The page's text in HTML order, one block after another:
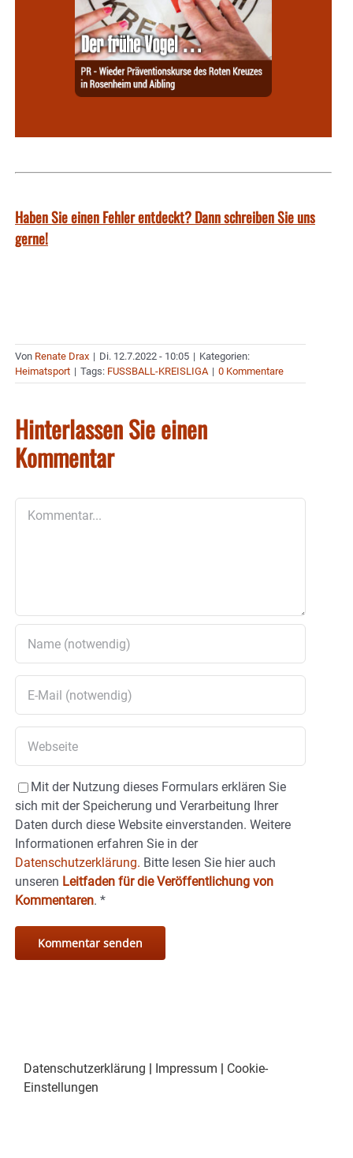
Haben Sie einen Fehler entdeckt? Dann schreiben Sie uns
gerne!
Von Renate Drax | Di. 12.7.2022 - 10:05 | Kategorien:
Heimatsport | Tags: FUSSBALL-KREISLIGA | 0 Kommentare
Hinterlassen Sie einen
Kommentar
Mit der Nutzung dieses Formulars erklären Sie
sich mit der Speicherung und Verarbeitung Ihrer
Daten durch diese Website einverstanden. Weitere
Informationen erfahren Sie in der
Datenschutzerklärung. Bitte lesen Sie hier auch
unseren Leitfaden für die Veröffentlichung von
Kommentaren. *
Datenschutzerklärung Impressum
Cookie-
Einstellungen